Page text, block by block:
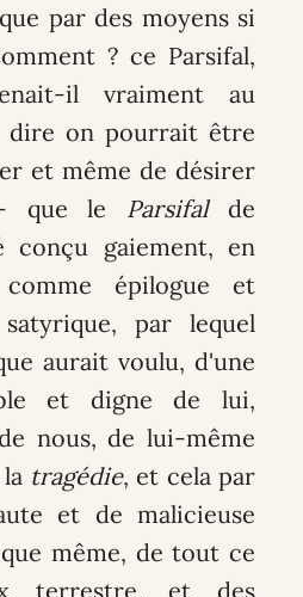
par des moyens si
? ce Parsifal,
il vraiment au
on pourrait être
et même de désirer
que le Parsifalde
conçu gaiement, en
épilogue et
par lequel
aurait voulu, d'une
et digne de lui,
nous, de lui-même
tragédie, et cela par
et de malicieuse
même, de tout ce
terrestre, et des